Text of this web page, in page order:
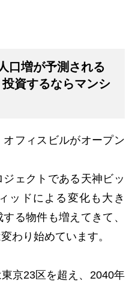
口増が予測される
資するならマンシ
フィスビルがオープン
ェクトである天神ビッ
ッドによる変化も大き
る物件も増えてきて、
わり始めています。
京23区を超え、2040年